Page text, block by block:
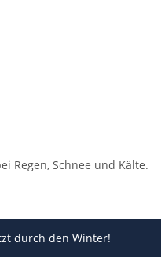
Regen, Schnee und Kälte.
durch den Winter!